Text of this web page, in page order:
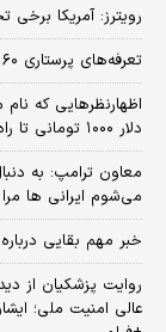
رویترز: آمریکا برخی
تعرفه‌های پرستاری ۶۰ درصد افزایش یافت
اظهارنظرهایی که
دلار ۱۰۰۰ تومانی تا راه حل نجات کشور با ساخت بمب اتم و شلیک آن!
معاون ترامپ: به
می‌شوم ایرانی ها
خبر مهم بقایی
روایت پزشکیان از
عالی امنیت ملی؛